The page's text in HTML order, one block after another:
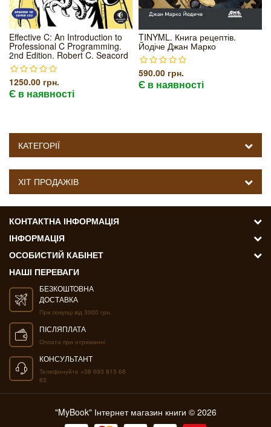
Effective C: An Introduction to
Professional C Programming.
2nd Edition. Robert C. Seacord
1250.00 грн.
Є в наявності
TINYML. Книга рецептів.
Йодіче Джан Марко
590.00 грн.
Є в наявності
КАТЕГОРІЇ
ХІТ ПРОДАЖІВ
КОНТАКТНА ІНФОРМАЦІЯ
ІНФОРМАЦІЯ
ОСОБИСТИЙ КАБІНЕТ
НАШІ ПЕРЕВАГИ
БЕЗКОШТОВНА
ДОСТАВКА
При покупці від 3000 грн.
ПІСЛЯПЛАТА
Оплата при отриманні
КОНСУЛЬТАНТ
Телефонуйте +38 093 815 68
83
"MyBook" Інтернет магазин книги © 2026